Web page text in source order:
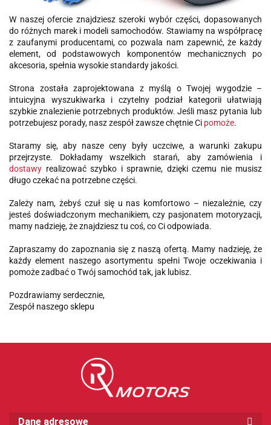
W naszej ofercie znajdziesz szeroki wybór części, dopasowanych
do różnych marek i modeli samochodów. Stawiamy na współpracę
z zaufanymi producentami, co pozwala nam zapewnić, że każdy
element, od podstawowych komponentów mechanicznych po
akcesoria, spełnia wysokie standardy jakości.
Strona została zaprojektowana z myślą o Twojej wygodzie –
intuicyjna wyszukiwarka i czytelny podział kategorii ułatwiają
szybkie znalezienie potrzebnych produktów. Jeśli masz pytania lub
potrzebujesz porady, nasz zespół zawsze chętnie Ci pomoże.
Staramy się, aby nasze ceny były uczciwe, a warunki zakupu
przejrzyste. Dokładamy wszelkich starań, aby zamówienia i
dostawy realizować szybko i sprawnie, dzięki czemu nie musisz
długo czekać na potrzebne części.
Zależy nam, żebyś czuł się u nas komfortowo – niezależnie, czy
jesteś doświadczonym mechanikiem, czy pasjonatem motoryzacji,
mamy nadzieję, że znajdziesz tu coś, co Ci odpowiada.
Zapraszamy do zapoznania się z naszą ofertą. Mamy nadzieję, że
każdy element naszego asortymentu spełni Twoje oczekiwania i
pomoże zadbać o Twój samochód tak, jak lubisz.
Pozdrawiamy serdecznie,
Zespół naszego sklepu
Dane adresowe